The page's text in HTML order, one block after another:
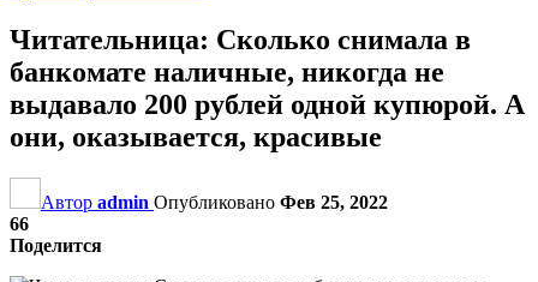
Читательница: Сколько снимала в
банкомате наличные, никогда не
выдавало 200 рублей одной купюрой. А
они, оказывается, красивые
Автор admin Опубликовано Фев 25, 2022
66
Поделится